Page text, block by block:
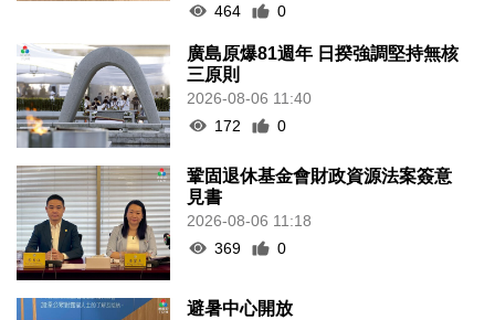
464
0
廣島原爆81週年 日揆強調堅持無核
三原則
2026-08-06 11:40
172
0
鞏固退休基金會財政資源法案簽意
見書
2026-08-06 11:18
369
0
避暑中心開放